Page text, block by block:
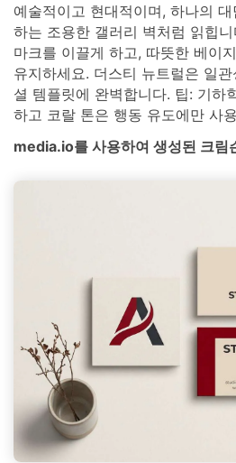
예술적이고 현대적이며, 하나의
하는 조용한 갤러리 벽처럼 읽힙
마크를 이끌게 하고, 따뜻한 베이
유지하세요. 더스티 뉴트럴은 일
셜 템플릿에 완벽합니다. 팁: 기하
하고 코랄 톤은 행동 유도에만 사
media.io를 사용하여 생성된 크림